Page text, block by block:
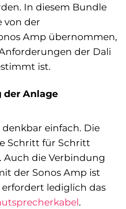
In diesem Bundle
von der
Amp übernommen,
der Dali
ist.
der Anlage
einfach. Die
Schritt für Schritt
Auch die Verbindung
der Sonos Amp ist
lediglich das
.